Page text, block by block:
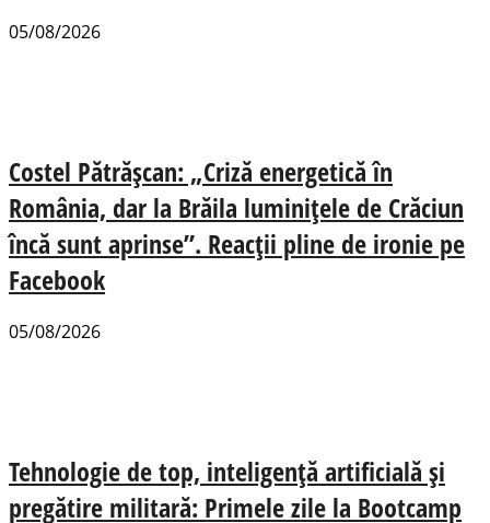
05/08/2026
Costel Pătrășcan: „Criză energetică în
România, dar la Brăila luminițele de Crăciun
încă sunt aprinse”. Reacții pline de ironie pe
Facebook
05/08/2026
Tehnologie de top, inteligență artificială și
pregătire militară: Primele zile la Bootcamp